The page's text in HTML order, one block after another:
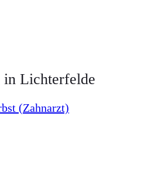
in Lichterfelde
(Zahnarzt)